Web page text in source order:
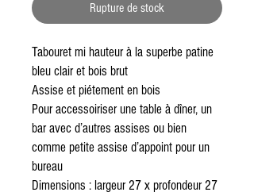
Rupture de stock
Tabouret mi hauteur à la superbe patine
bleu clair et bois brut
Assise et piétement en bois
Pour accessoiriser une table à dîner, un
bar avec d’autres assises ou bien
comme petite assise d’appoint pour un
bureau
Dimensions : largeur 27 x profondeur 27